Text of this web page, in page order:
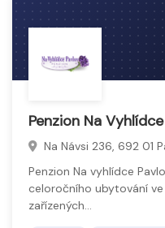
Penzion Na
Na Návsi 236, 692 01
Penzion Na vyhlídce
celoročního ubytování
zařízených…